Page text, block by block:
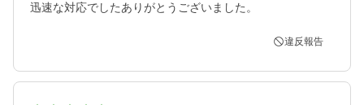
迅速な対応でしたありがとうございました。
違反報告